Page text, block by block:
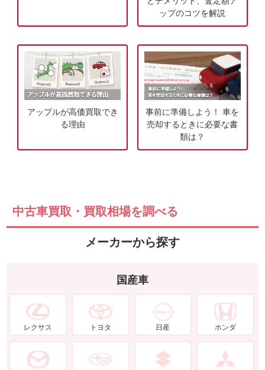
込
み
ップのコツを解説
アップルが高価買取でき
る理由
事前に準備しよう！ 車を
売却するときに必要な書
類は？
中古車買取・買取相場を調べる
メーカーから探す
国産車
レクサス トヨタ 日産 ホンダ